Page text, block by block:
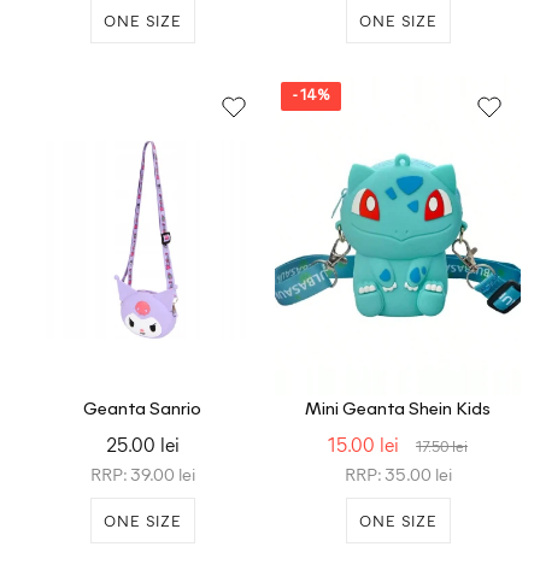
ONE SIZE ONE SIZE
Geanta Sanrio
25.00 lei
RRP: 39.00 lei
ONE SIZE
- 14%
Mini Geanta Shein Kids
15.00 lei 17.50 lei
RRP: 35.00 lei
ONE SIZE